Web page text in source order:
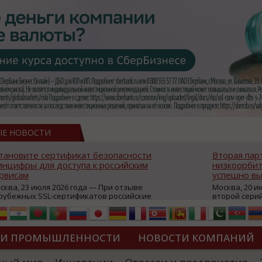
НОВОСТИ
сертификат безопасности
для доступа к российским
23 июля 2026 года — При отзыве
SSL-сертификатов российские
могут некорректно открываться в
браузерах (Google Chrome,
Edge и др.), а соединение с сервисами
ресурсы уже сообщили о
недоступности и ошибках при
из-за отзывов сертификатов
Вторая
успешно
Москва, 20
второй
аппаратов,
масштабной
интернет с
из
«Экономика
ПРОМЫШЛЕННОСТИ НОВОСТИ КОМПАНИЙ